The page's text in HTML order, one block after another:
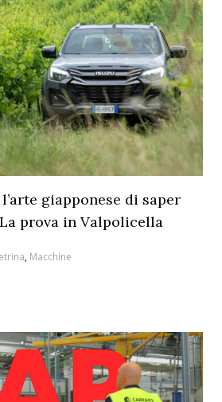
giapponese di saper
prova in Valpolicella
, Macchine